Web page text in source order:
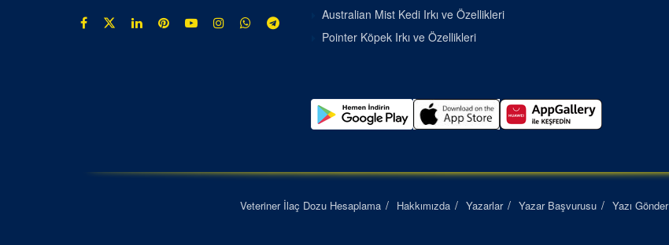
Australian Mist Kedi Irkı ve Özellikleri
Pointer Köpek Irkı ve Özellikleri
Veteriner İlaç Dozu Hesaplama Hakkımızda Yazarlar Yazar Başvurusu Yazı Gönder